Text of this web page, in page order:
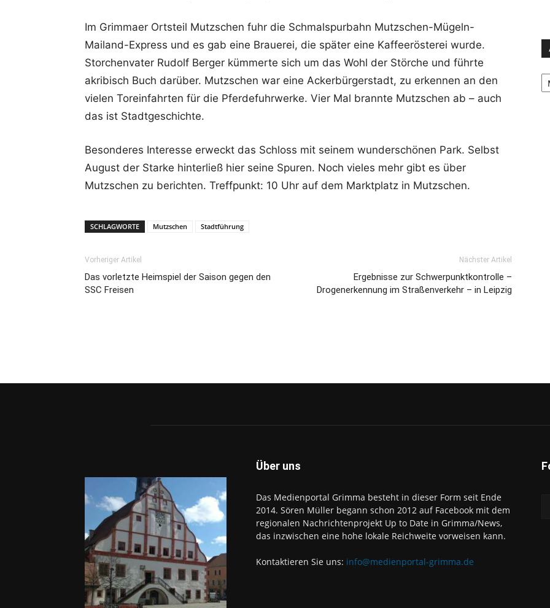
Im Grimmaer Ortsteil Mutzschen fuhr die Schmalspurbahn Mutzschen-Mügeln-
Mailand-Express und es gab eine Brauerei, die später eine Kaffeerösterei wurde.
Storchenvater Rudolf Berger kümmerte sich um das Wohl der Störche und führte
akribisch Buch darüber. Mutzschen war eine Ackerbürgerstadt, zu erkennen an den
vielen Toreinfahrten für die Pferdefuhrwerke. Vier Mal brannte Mutzschen ab – auch
das ist Stadtgeschichte.
Besonderes Interesse erweckt das Schloss mit seinem wunderschönen Park. Selbst
August der Starke hinterließ hier seine Spuren. Noch vieles mehr gibt es über
Mutzschen zu berichten. Treffpunkt: 10 Uhr auf dem Marktplatz in Mutzschen.
SCHLAGWORTE Mutzschen Stadtführung
Vorheriger Artikel
Das vorletzte Heimspiel der Saison gegen den
SSC Freisen
Nächster Artikel
Ergebnisse zur Schwerpunktkontrolle –
Drogenerkennung im Straßenverkehr – in Leipzig
Über uns
Das Medienportal Grimma besteht in dieser Form seit Ende
2014. Sören Müller begann schon 2012 auf Facebook mit dem
regionalen Nachrichtenprojekt Up to Date in Grimma/News,
das inzwischen eine hohe lokale Reichweite vorweisen kann.
Kontaktieren Sie uns: info@medienportal-grimma.de